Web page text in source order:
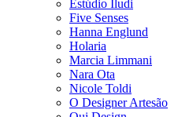
Estúdio Iludi
Five Senses
Hanna Englund
Holaria
Marcia Limmani
Nara Ota
Nicole Toldi
O Designer Artesão